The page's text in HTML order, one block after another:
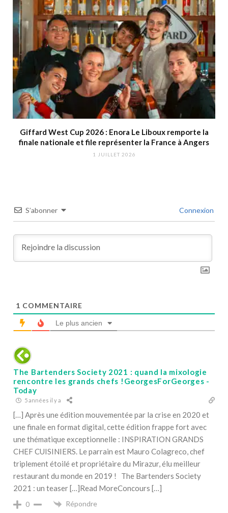
Giffard West Cup 2026 : Enora Le Liboux remporte la
finale nationale et file représenter la France à Angers
1 JUILLET 2026
S’abonner Connexion
1 COMMENTAIRE
Le plus ancien
The Bartenders Society 2021 : quand la mixologie
rencontre les grands chefs !GeorgesForGeorges -
Today
5 années il y a
[…] Après une édition mouvementée par la crise en 2020 et
une finale en format digital, cette édition frappe fort avec
une thématique exceptionnelle : INSPIRATION GRANDS
CHEF CUISINIERS. Le parrain est Mauro Colagreco, chef
triplement étoilé et propriétaire du Mirazur, élu meilleur
restaurant du monde en 2019 ! The Bartenders Society
2021 : un teaser […]Read MoreConcours […]
0 Répondre